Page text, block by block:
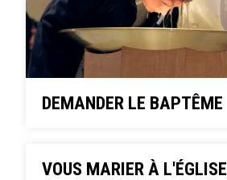
DEMANDER LE BAPTÊME
VOUS MARIER À L'ÉGLISE